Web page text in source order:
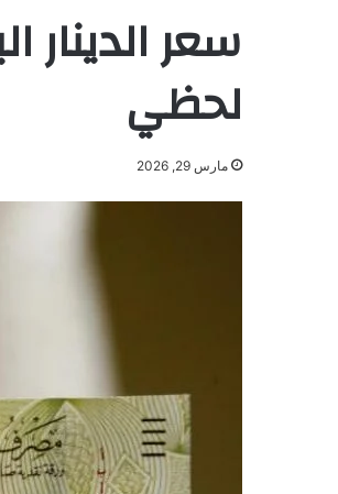
سعر الدينار
لحظي
مارس 29, 2026